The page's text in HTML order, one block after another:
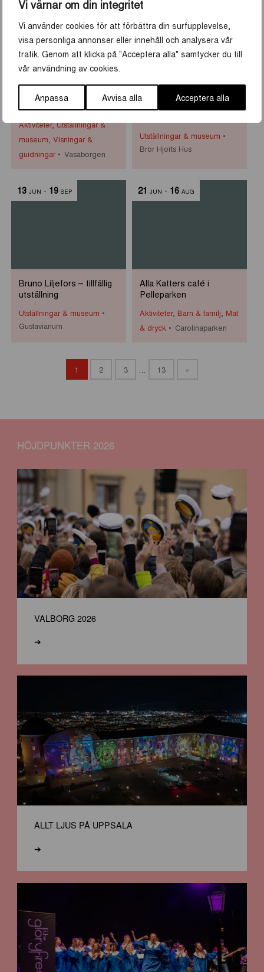
Vi värnar om din integritet
Vi använder cookies för att förbättra din surfupplevelse,
visa personliga annonser eller innehåll och analysera vår
trafik. Genom att klicka på "Acceptera alla" samtycker du till
vår användning av cookies.
Anpassa Avvisa alla Acceptera alla
JUN AUG
Historiska visningar i
Vasaborgen
Aktiviteter,Utställningar &
museum, Visningar &
guidningar
Vasaborgen
Primus Mortimer
Pettersson på Bror
Utställningar & museum
Bror Hjorts Hus
13 JUN - 19 SEP
Bruno Liljefors – tillfällig
utställning
Utställningar & museum
Gustavianum
21 JUN - 16 AUG
Alla Katters café i
Pelleparken
Aktiviteter, Barn & familj Mat
& dryck
Carolinaparken
1 2 3 13 »
HÖJDPUNKTER 2026
VALBORG 2026
➔
ALLT LJUS PÅ UPPSALA
➔